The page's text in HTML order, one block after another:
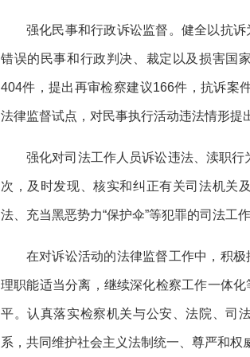
强化民事和行政诉讼监督。健全以抗
错误的民事和行政判决、裁定以及损害国
404件，提出再审检察建议166件，抗诉案
法律监督试点，对民事执行活动违法情形提
强化对司法工作人员诉讼违法、渎职
次，及时发现、核实和纠正有关司法机关
法、充当黑恶势力“保护伞”等犯罪的司法工
在对诉讼活动的法律监督工作中，积
理职能适当分离，继续深化检察工作一体
平。认真落实检察机关与公安、法院、司
系，共同维护社会主义法制统一、尊严和权